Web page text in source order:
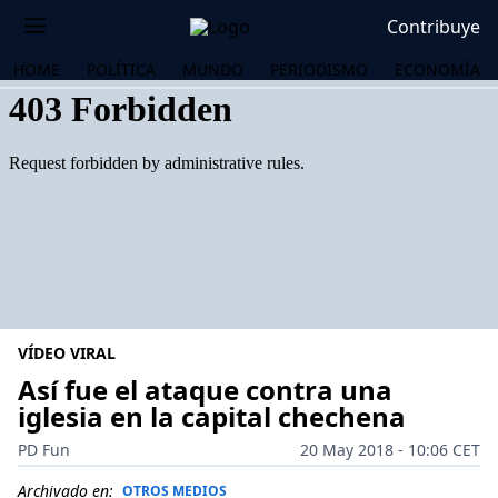
Contribuye
HOME POLÍTICA MUNDO PERIODISMO ECONOMÍA
VÍDEO VIRAL
Así fue el ataque contra una
iglesia en la capital chechena
PD Fun
20 May 2018 - 10:06 CET
Archivado en: OTROS MEDIOS